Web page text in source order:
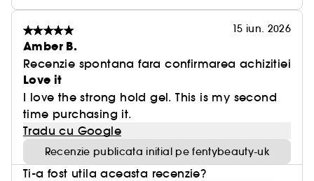
15 iun. 2026
Amber B.
Recenzie spontana fara confirmarea achizitiei
Love it
I love the strong hold gel. This is my second
time purchasing it.
Tradu cu Google
Recenzie publicata initial pe fentybeauty-uk
Ti-a fost utila aceasta recenzie?